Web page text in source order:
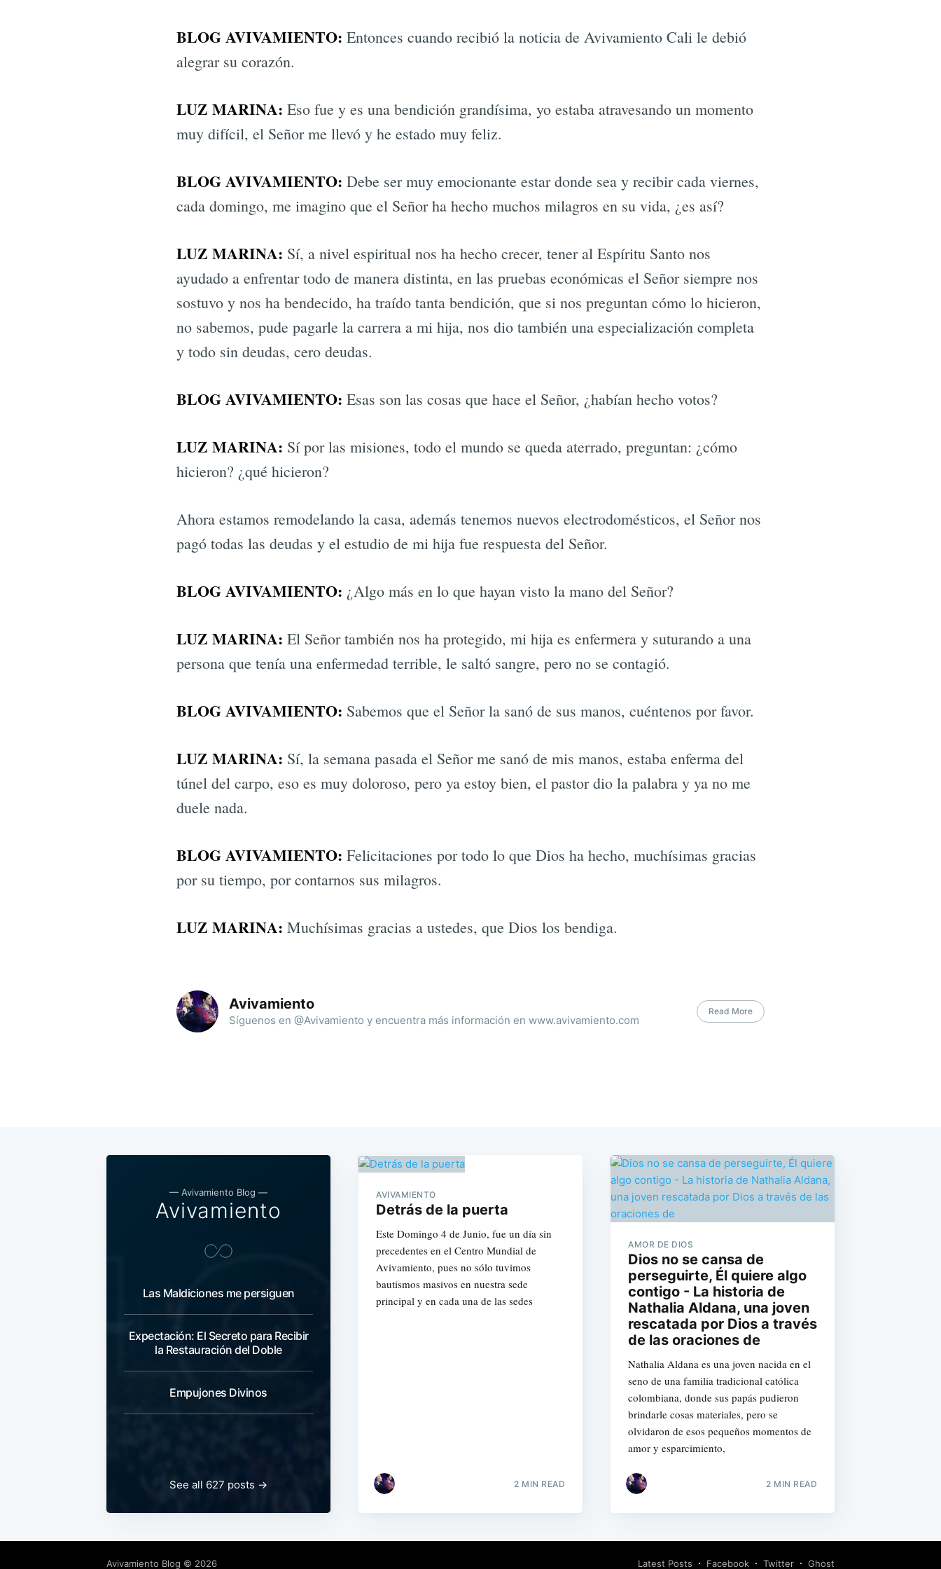
BLOG AVIVAMIENTO: Entonces cuando recibió la noticia de Avivamiento Cali le debió
alegrar su corazón.
LUZ MARINA: Eso fue y es una bendición grandísima, yo estaba atravesando un momento
muy difícil, el Señor me llevó y he estado muy feliz.
BLOG AVIVAMIENTO: Debe ser muy emocionante estar donde sea y recibir cada viernes,
cada domingo, me imagino que el Señor ha hecho muchos milagros en su vida, ¿es así?
LUZ MARINA: Sí, a nivel espiritual nos ha hecho crecer, tener al Espíritu Santo nos
ayudado a enfrentar todo de manera distinta, en las pruebas económicas el Señor siempre nos
sostuvo y nos ha bendecido, ha traído tanta bendición, que si nos preguntan cómo lo hicieron,
no sabemos, pude pagarle la carrera a mi hija, nos dio también una especialización completa
y todo sin deudas, cero deudas.
BLOG AVIVAMIENTO: Esas son las cosas que hace el Señor, ¿habían hecho votos?
LUZ MARINA: Sí por las misiones, todo el mundo se queda aterrado, preguntan: ¿cómo
hicieron? ¿qué hicieron?
Ahora estamos remodelando la casa, además tenemos nuevos electrodomésticos, el Señor nos
pagó todas las deudas y el estudio de mi hija fue respuesta del Señor.
BLOG AVIVAMIENTO: ¿Algo más en lo que hayan visto la mano del Señor?
LUZ MARINA: El Señor también nos ha protegido, mi hija es enfermera y suturando a una
persona que tenía una enfermedad terrible, le saltó sangre, pero no se contagió.
BLOG AVIVAMIENTO: Sabemos que el Señor la sanó de sus manos, cuéntenos por favor.
LUZ MARINA: Sí, la semana pasada el Señor me sanó de mis manos, estaba enferma del
túnel del carpo, eso es muy doloroso, pero ya estoy bien, el pastor dio la palabra y ya no me
duele nada.
BLOG AVIVAMIENTO: Felicitaciones por todo lo que Dios ha hecho, muchísimas gracias
por su tiempo, por contarnos sus milagros.
LUZ MARINA: Muchísimas gracias a ustedes, que Dios los bendiga.
Avivamiento
Síguenos en @Avivamiento y encuentra más información en www.avivamiento.com
Read More
— Avivamiento Blog —
Avivamiento
Las Maldiciones me persiguen
Expectación: El Secreto para Recibir
la Restauración del Doble
Empujones Divinos
See all 627 posts →
AVIVAMIENTO
Detrás de la puerta
Este Domingo 4 de Junio, fue un día sin
precedentes en el Centro Mundial de
Avivamiento, pues no sólo tuvimos
bautismos masivos en nuestra sede
principal y en cada una de las sedes
2 MIN READ
AMOR DE DIOS
Dios no se cansa de
perseguirte, Él quiere algo
contigo - La historia de
Nathalia Aldana, una joven
rescatada por Dios a través
de las oraciones de
Nathalia Aldana es una joven nacida en el
seno de una familia tradicional católica
colombiana, donde sus papás pudieron
brindarle cosas materiales, pero se
olvidaron de esos pequeños momentos de
amor y esparcimiento,
2 MIN READ
Avivamiento Blog © 2026 Latest Posts Facebook Twitter Ghost